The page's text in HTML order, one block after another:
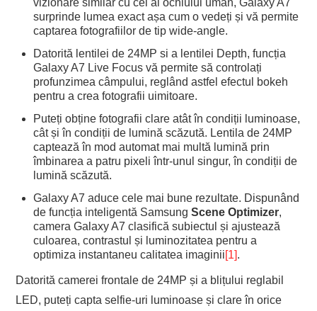
surprinde lumea exact așa cum o vedeți și vă permite
captarea fotografiilor de tip wide-angle.
Datorită lentilei de 24MP si a lentilei Depth, funcția
Galaxy A7 Live Focus vă permite să controlați
profunzimea câmpului, reglând astfel efectul bokeh
pentru a crea fotografii uimitoare.
Puteți obține fotografii clare atât în condiții luminoase,
cât și în condiții de lumină scăzută. Lentila de 24MP
captează în mod automat mai multă lumină prin
îmbinarea a patru pixeli într-unul singur, în condiții de
lumină scăzută.
Galaxy A7 aduce cele mai bune rezultate. Dispunând
de funcția inteligentă SamsungScene Optimizer,
camera Galaxy A7 clasifică subiectul și ajustează
culoarea, contrastul și luminozitatea pentru a
optimiza instantaneu calitatea imaginii[1].
Datorită camerei frontale de 24MP și a blițului reglabil
LED, puteți capta selfie-uri luminoase și clare în orice